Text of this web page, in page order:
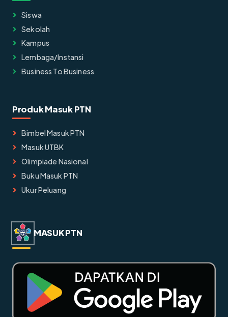
Siswa
Sekolah
Kampus
Lembaga/instansi
Business To Business
Produk Masuk PTN
Bimbel Masuk PTN
Masuk UTBK
Olimpiade Nasional
Buku Masuk PTN
Ukur Peluang
MASUK PTN